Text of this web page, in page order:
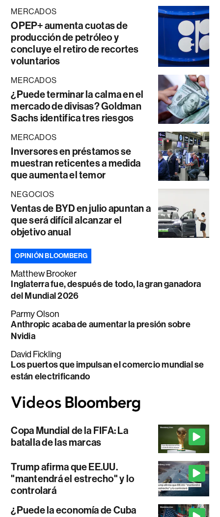
MERCADOS
OPEP+ aumenta cuotas de
producción de petróleo y
concluye el retiro de recortes
voluntarios
MERCADOS
¿Puede terminar la calma en el
mercado de divisas? Goldman
Sachs identifica tres riesgos
MERCADOS
Inversores en préstamos se
muestran reticentes a medida
que aumenta el temor
NEGOCIOS
Ventas de BYD en julio apuntan a
que será difícil alcanzar el
objetivo anual
OPINIÓN BLOOMBERG
Matthew Brooker
Inglaterra fue, después de todo, la gran ganadora
del Mundial 2026
Parmy Olson
Anthropic acaba de aumentar la presión sobre
Nvidia
David Fickling
Los puertos que impulsan el comercio mundial se
están electrificando
Copa Mundial de la FIFA: La
batalla de las marcas
Trump afirma que EE.UU.
"mantendrá el estrecho" y lo
controlará
¿Puede la economía de Cuba